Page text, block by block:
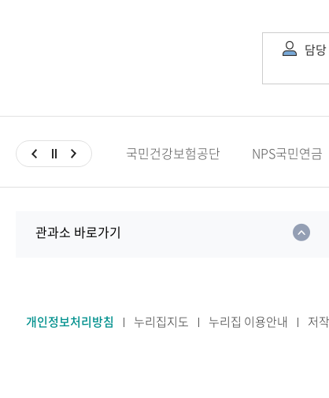
담당
국민건강보험공단 NPS국민연금
관과소 바로가기
개인정보처리방침 누리집지도 누리집 이용안내 저